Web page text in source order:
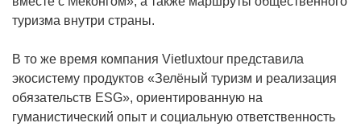
туризма внутри страны.
В то же время компания Vietluxtour представила
экосистему продуктов «Зелёный туризм и реализация
обязательств ESG», ориентированную на
гуманистический опыт и социальную ответственность